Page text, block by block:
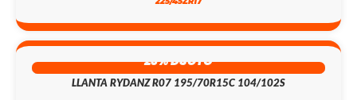
23% DSCTO
LLANTA RYDANZ R07 195/70R15C 104/102S